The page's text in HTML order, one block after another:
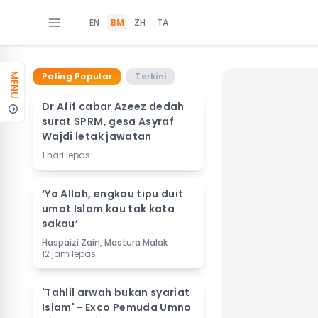
EN BM ZH TA
MENU Paling Popular Terkini
Dr Afif cabar Azeez dedah
surat SPRM, gesa Asyraf
Wajdi letak jawatan
1 hari lepas
‘Ya Allah, engkau tipu duit
umat Islam kau tak kata
sakau’
Haspaizi Zain, Mastura Malak
12 jam lepas
'Tahlil arwah bukan syariat
Islam' - Exco Pemuda Umno